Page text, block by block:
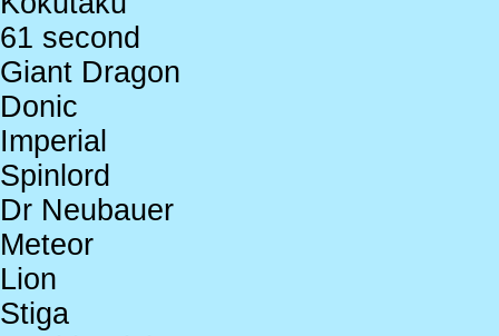
61 second
Giant Dragon
Donic
Imperial
Spinlord
Dr Neubauer
Meteor
Lion
Stiga